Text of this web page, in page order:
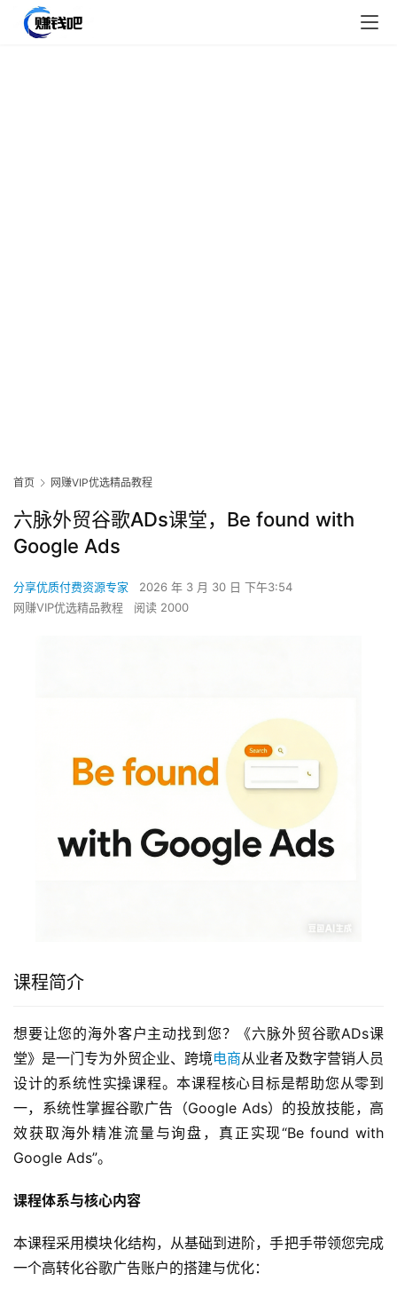
首页 网赚VIP优选精品教程
六脉外贸谷歌ADs课堂，Be found with
Google Ads
分享优质付费资源专家
2026 年 3 月 30 日 下午3:54
网赚VIP优选精品教程
阅读 2000
课程简介
想要让您的海外客户主动找到您？《六脉外贸谷歌ADs课
堂》是一门专为外贸企业、跨境电商从业者及数字营销人员
设计的系统性实操课程。本课程核心目标是帮助您从零到
一，系统性掌握谷歌广告（Google Ads）的投放技能，高
效获取海外精准流量与询盘，真正实现“Be found with
Google Ads”。
课程体系与核心内容
本课程采用模块化结构，从基础到进阶，手把手带领您完成
一个高转化谷歌广告账户的搭建与优化：